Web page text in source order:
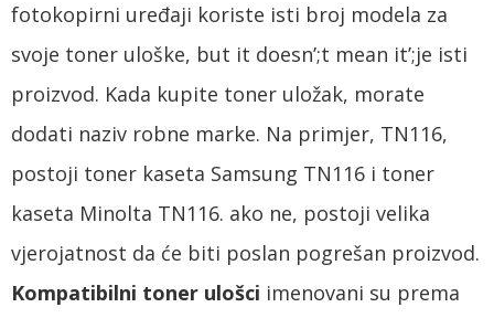
fotokopirni uređaji koriste isti broj modela za
svoje toner uloške, but it doesn’;t mean it’;je isti
proizvod. Kada kupite toner uložak, morate
dodati naziv robne marke. Na primjer, TN116,
postoji toner kaseta Samsung TN116 i toner
kaseta Minolta TN116. ako ne, postoji velika
vjerojatnost da će biti poslan pogrešan proizvod.
Kompatibilni toner ulošci imenovani su prema